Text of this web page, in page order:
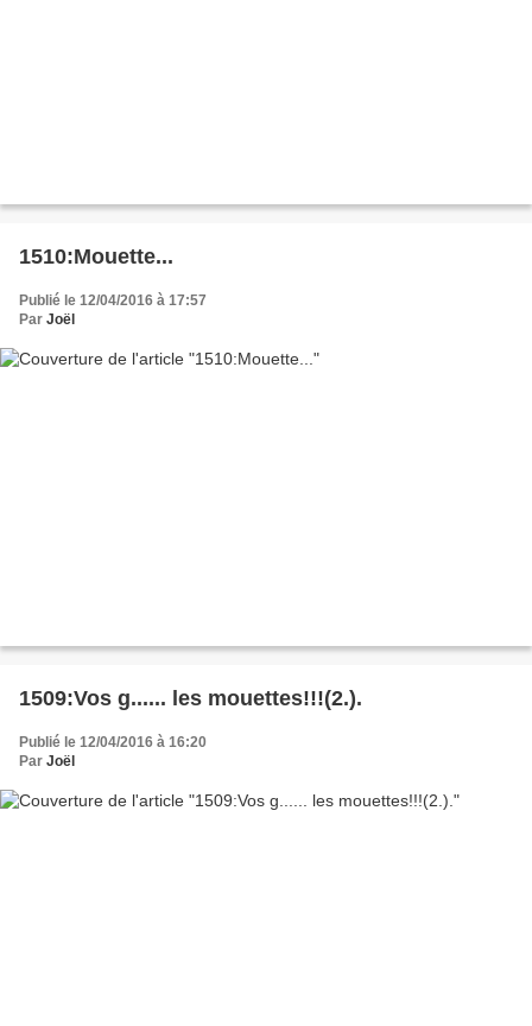
1510:Mouette...
Publié le 12/04/2016 à 17:57
Par Joël
1509:Vos g...... les mouettes!!!(2.).
Publié le 12/04/2016 à 16:20
Par Joël